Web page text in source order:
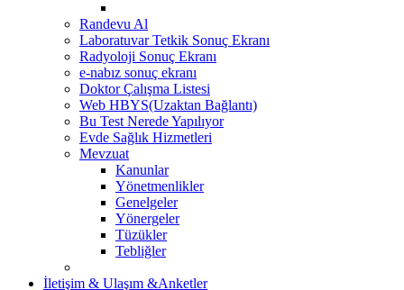
Randevu Al
Laboratuvar Tetkik Sonuç Ekranı
Radyoloji Sonuç Ekranı
e-nabız sonuç ekranı
Doktor Çalışma Listesi
Web HBYS(Uzaktan Bağlantı)
Bu Test Nerede Yapılıyor
Evde Sağlık Hizmetleri
Mevzuat
Kanunlar
Yönetmenlikler
Genelgeler
Yönergeler
Tüzükler
Tebliğler
İletişim & Ulaşım &Anketler